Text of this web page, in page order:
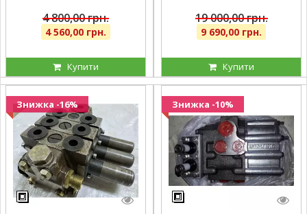
4 800,00 грн.
4 560,00 грн.
Купити
19 000,00 грн.
9 690,00 грн.
Купити
Знижка -16% Знижка -10%